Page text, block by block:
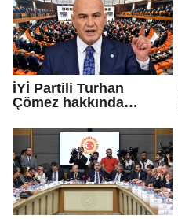
İYİ Partili Turhan
Çömez hakkında